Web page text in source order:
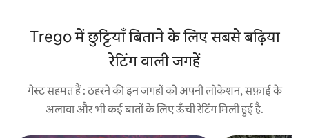
Trego में छुट्टियाँ बिताने के लिए सबसे बढ़िया
रेटिंग वाली जगहें
गेस्ट सहमत हैं : ठहरने की इन जगहों को अपनी लोकेशन, सफ़ाई के
अलावा और भी कई बातों के लिए ऊँची रेटिंग मिली हुई है.